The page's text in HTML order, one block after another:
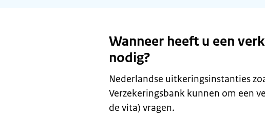
Wanneer heeft u een
nodig?
Nederlandse uitkeringsinstanties
Verzekeringsbank kunnen om een
de vita) vragen.